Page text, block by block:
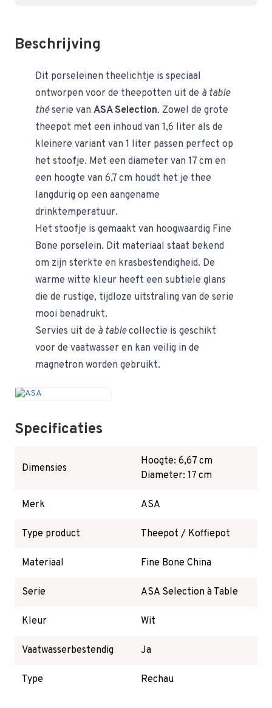
Beschrijving
Dit porseleinen theelichtje is speciaal
ontworpen voor de theepotten uit de à table
théserie van ASA Selection. Zowel de grote
theepot met een inhoud van 1,6 liter als de
kleinere variant van 1 liter passen perfect op
het stoofje. Met een diameter van 17 cm en
een hoogte van 6,7 cm houdt het je thee
langdurig op een aangename
drinktemperatuur.
Het stoofje is gemaakt van hoogwaardig Fine
Bone porselein. Dit materiaal staat bekend
om zijn sterkte en krasbestendigheid. De
warme witte kleur heeft een subtiele glans
die de rustige, tijdloze uitstraling van de serie
mooi benadrukt.
Servies uit de à tablecollectie is geschikt
voor de vaatwasser en kan veilig in de
magnetron worden gebruikt.
Specificaties
Dimensies
Hoogte: 6,67 cm
Diameter: 17 cm
Merk ASA
Type product Theepot / Koffiepot
Materiaal Fine Bone China
Serie ASA Selection à Table
Kleur Wit
Vaatwasserbestendig Ja
Type Rechau